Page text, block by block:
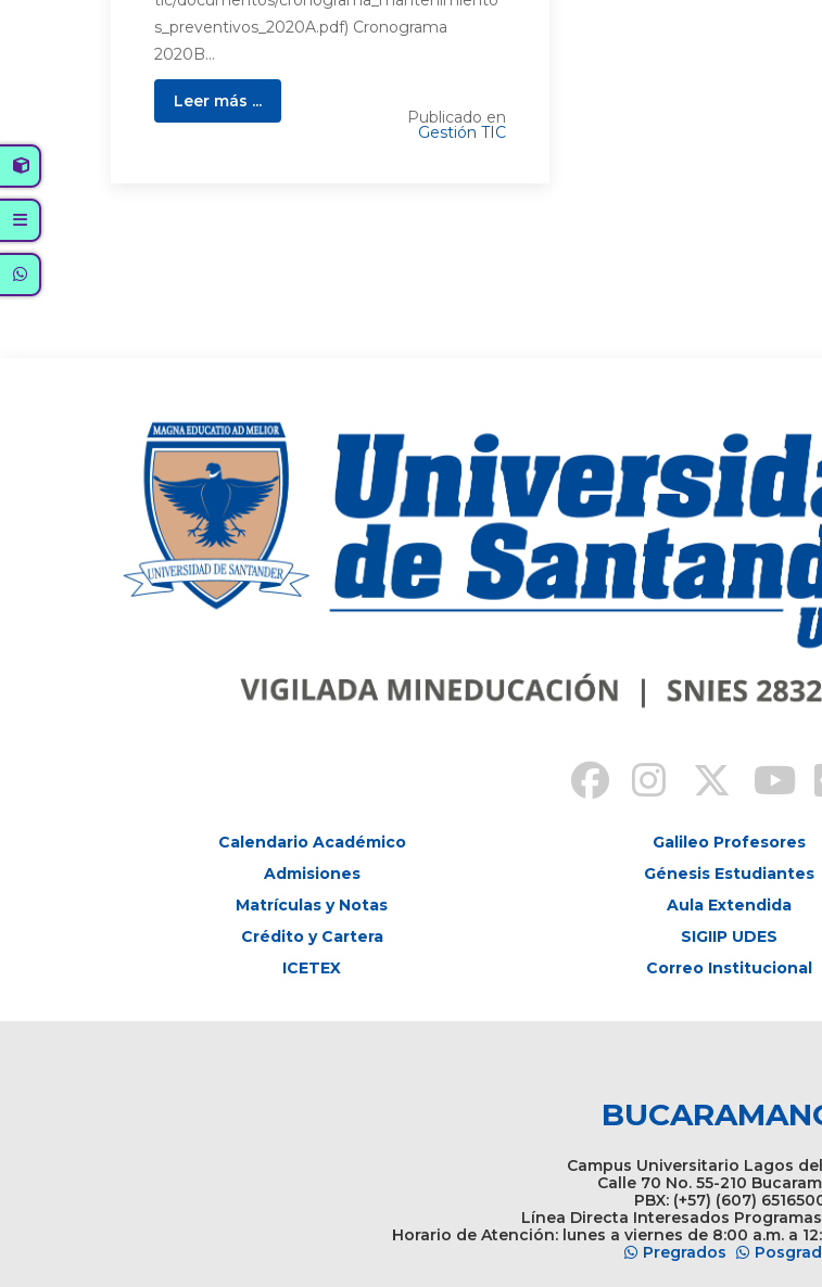
s_preventivos_2020A.pdf) Cronograma
2020B...
Leer más ...
Publicado en
Gestión TIC
Calendario Académico
Admisiones
Matrículas y Notas
Crédito y Cartera
ICETEX
Galileo Profesores
Génesis Estudiantes
Aula Extendida
SIGIIP UDES
Correo Institucional
Campus Universitario Lagos
Calle 70 No. 55-210
PBX: (+57) (607)
Línea Directa Interesados
Horario de Atención: lunes a viernes de 8:00 a.m. a
Pregrados